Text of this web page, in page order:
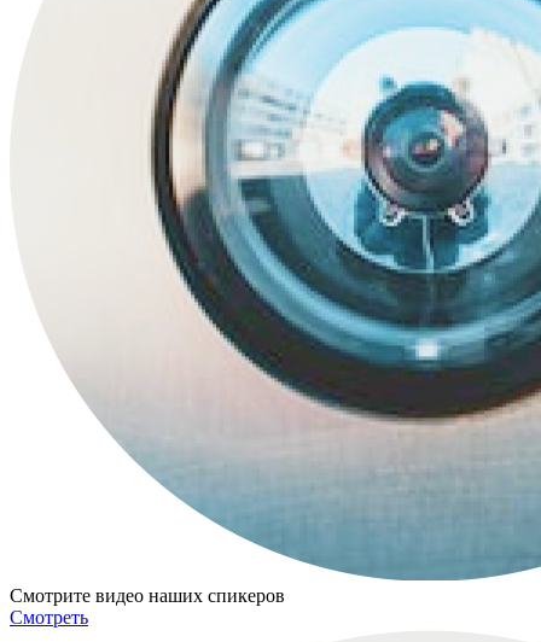
Смотрите видео наших спикеров
Смотреть